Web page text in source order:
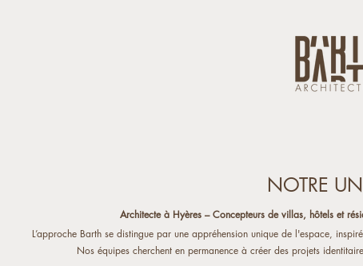
NOTRE
L’approche Barth se distingue par une appréhension unique de l'espace,
Nos équipes cherchent en permanence à créer des projets
Architecte à Hyères – Concepteurs de villas, hôtels et